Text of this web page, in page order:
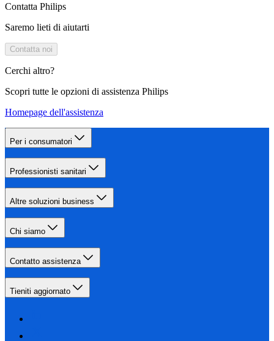
Contatta Philips
Saremo lieti di aiutarti
Contatta noi
Cerchi altro?
Scopri tutte le opzioni di assistenza Philips
Homepage dell'assistenza
Per i consumatori
Professionisti sanitari
Altre soluzioni business
Chi siamo
Contatto assistenza
Tieniti aggiornato